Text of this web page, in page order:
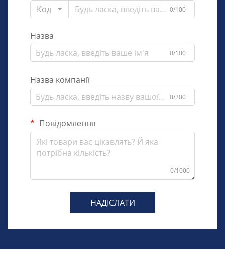
Код 0/100
Назва
0/100
Назва компанії
0/200
Повідомлення
0/1000
НАДІСЛАТИ